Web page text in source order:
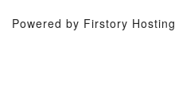
Powered by Firstory Hosting